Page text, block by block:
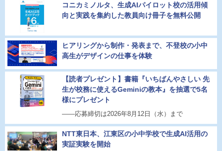
コニカミノルタ、生成AIパイロット校の活用傾
向と実践を集約した教員向け冊子を無料公開
ヒアリングから制作・発表まで、不登校の小中
高生がデザインの仕事を体験
【読者プレゼント】書籍『いちばんやさしい 先
生が校務に使えるGeminiの教本』を抽選で5名
様にプレゼント
――応募締切は2026年8月12日（水）まで
NTT東日本、江東区の小中学校で生成AI活用の
実証実験を開始